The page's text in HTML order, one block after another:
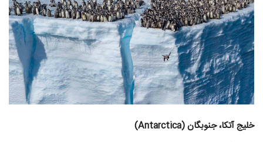
خلیج آتکا، جنوبگان (Antarctica)